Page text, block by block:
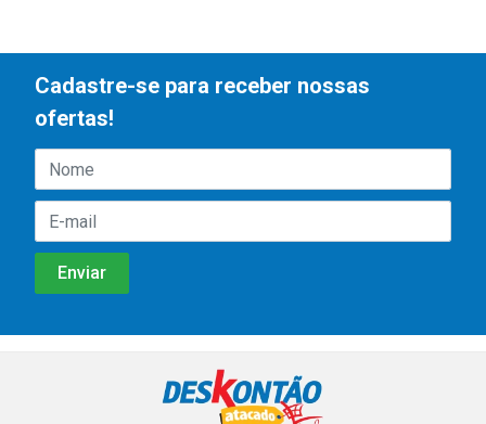
Cadastre-se para receber nossas
ofertas!